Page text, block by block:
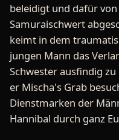
beleidigt und dafür
Samuraischwert
keimt in dem
jungen Mann das
Schwester ausfindig
er Mischa's Grab
Dienstmarken der
Hannibal durch ganz